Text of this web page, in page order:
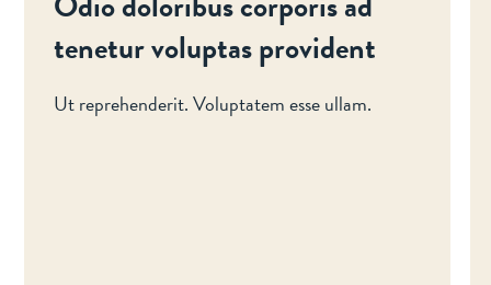
tenetur voluptas provident
Ut reprehenderit. Voluptatem esse ullam.